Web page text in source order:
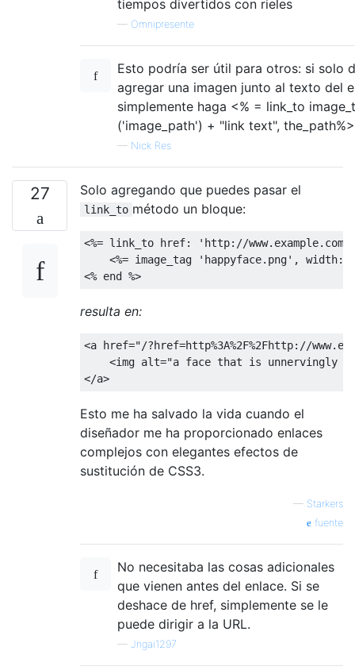
tiempos divertidos con rieles
— Omnipresente
Esto podría ser útil para otros: si solo
agregar una imagen junto al texto del
simplemente haga <% = link_to
('image_path') + "link text", the_path%>
— Nick Res
27 Solo agregando que puedes pasar el
link_to método un bloque:
<%= link_to href:
'http://
<%= image_tag 'happyface.png' , width:
<% end %>
resulta en:
<a href="/?href=http%3A%2F%2Fhttp://
<img alt="a face that is unnervingly
</a>
Esto me ha salvado la vida cuando el
diseñador me ha proporcionado enlaces
complejos con elegantes efectos de
sustitución de CSS3.
— Starkers
fuente
No necesitaba las cosas adicionales
que vienen antes del enlace. Si se
deshace de href, simplemente se le
puede dirigir a la URL.
— Jngai1297